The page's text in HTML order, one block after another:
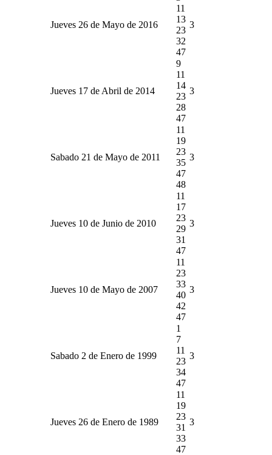
Jueves 26 de Mayo de 2016
11
13
23
32
47
3
Jueves 17 de Abril de 2014
9
11
14
23
28
47
3
Sabado 21 de Mayo de 2011
11
19
23
35
47
48
3
Jueves 10 de Junio de 2010
11
17
23
29
31
47
3
Jueves 10 de Mayo de 2007
11
23
33
40
42
47
3
Sabado 2 de Enero de 1999
1
7
11
23
34
47
3
Jueves 26 de Enero de 1989
11
19
23
31
33
47
3